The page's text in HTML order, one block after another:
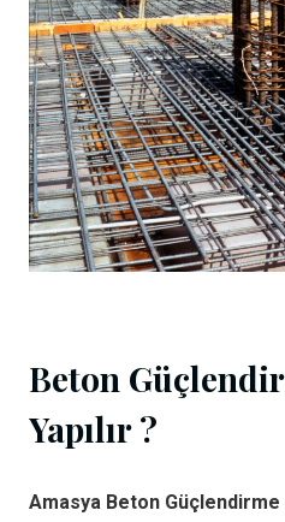
Beton
Yapılır ?
Amasya Beton Güçlendirme